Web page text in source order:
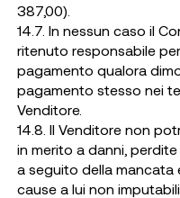
387,00).
14.7. In nessun caso il
ritenuto responsabile
pagamento qualora
pagamento stesso nei
Venditore.
14.8. Il Venditore non
in merito a danni,
a seguito della
cause a lui non